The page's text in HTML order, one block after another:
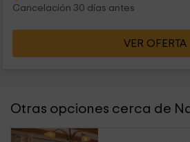
Cancelación 30 días antes
VER OFERTA
Otras opciones cerca de